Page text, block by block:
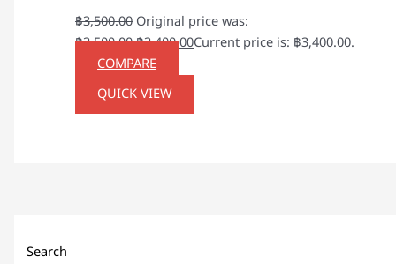
Search
฿3,500.00 Original price was:
฿3,500.00.฿3,400.00Current price is: ฿3,400.00.
COMPARE
QUICK VIEW